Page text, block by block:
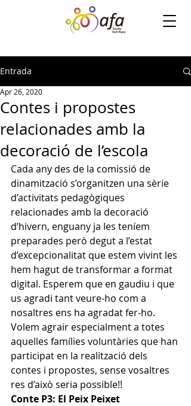
Entrada
Contes i propostes
relacionades amb la
decoració de l’escola
Apr 26, 2020
Cada any des de la comissió de
dinamització s’organitzen una sèrie
d’activitats pedagògiques
relacionades amb la decoració
d’hivern, enguany ja les teníem
preparades però degut a l’estat
d’excepcionalitat que estem vivint les
hem hagut de transformar a format
digital. Esperem que en gaudiu i que
us agradi tant veure-ho com a
nosaltres ens ha agradat fer-ho.
Volem agrair especialment a totes
aquelles famílies voluntàries que han
participat en la realització dels
contes i propostes, sense vosaltres
res d’això seria possible!!
Conte P3: El Peix Peixet